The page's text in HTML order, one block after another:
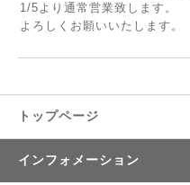
1/5より通常営業致します。
よろしくお願いいたします。
トップページ
インフォメーション